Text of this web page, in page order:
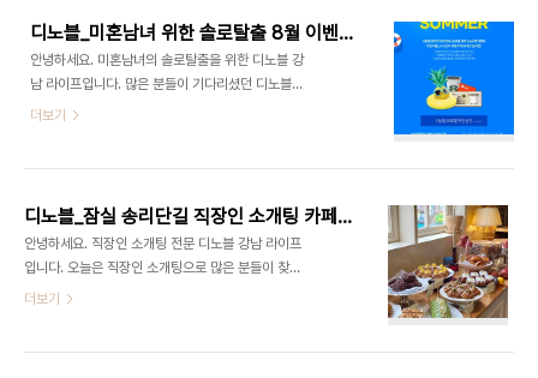
부는 열두 살의 나이 차이를 극복하고 2013년에 결
혼하여 슬하에는 아들 한 명을 두고 있습니다. 배우
부부의 러브스토리는 조금 특이한데요. 바로 2006
년 이민정이 갓 데뷔했을 때 처음 만나 1년여간 사랑
을 키웠지만 결혼에 대한 생각이 달라 결국 헤어졌었
졌고 2013년 8월 결혼에 성공했습니다. 실력과 비
디노블_미혼남녀 위한 솔로탈출 8월 이벤트 소개
안녕하세요. 미혼남녀의 솔로탈출을 위한 디노블 강
남 라이프입니다. 많은 분들이 기다리셨던 디노블의
8월 이벤트 소식을 들고 왔는데요. 어떤 다양한 혜택
료로 추천해 주고 응모한 분들 중 추첨을 통하여 푸짐
한 선물도 드리는 솔로탈출 이벤트입니다. ​상품으로
는 신세계 백화점 상품권, CGV 영화 예매권(1인 2
매), 스타벅스 기프티콘을 준비했으며 이벤트 기간은
2021.08.01 (일) ~ 2021.08.31(화)까지이며,
첨자 발표는 2021.09.01(수) 개별 연락드릴 예정입
더보기
디노블_잠실 송리단길 직장인 소개팅 카페 추천
안녕하세요. 직장인 소개팅 전문 디노블 강남 라이프
입니다. 오늘은 직장인 소개팅으로 많은 분들이 찾고
있는 잠실 송리단길에 만남 성공률 높여주는 카페를
더보기